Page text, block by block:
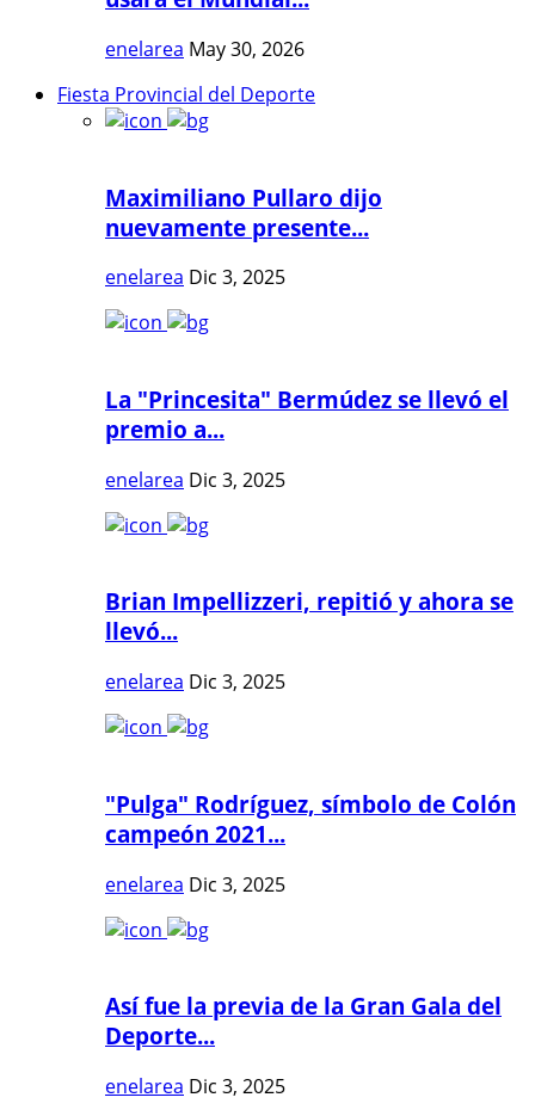
enelarea May 30, 2026
Fiesta Provincial del Deporte
Maximiliano Pullaro dijo
nuevamente presente...
enelarea Dic 3, 2025
La "Princesita" Bermúdez se llevó el
premio a...
enelarea Dic 3, 2025
Brian Impellizzeri, repitió y ahora se
llevó...
enelarea Dic 3, 2025
"Pulga" Rodríguez, símbolo de Colón
campeón 2021...
enelarea Dic 3, 2025
Así fue la previa de la Gran Gala del
Deporte...
enelarea Dic 3, 2025